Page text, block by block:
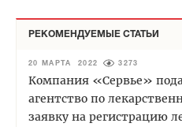
РЕКОМЕНДУЕМЫЕ СТАТЬИ
20 МАРТА 2022 3273
Компания «Сервье»
агентство по
заявку на регистрацию